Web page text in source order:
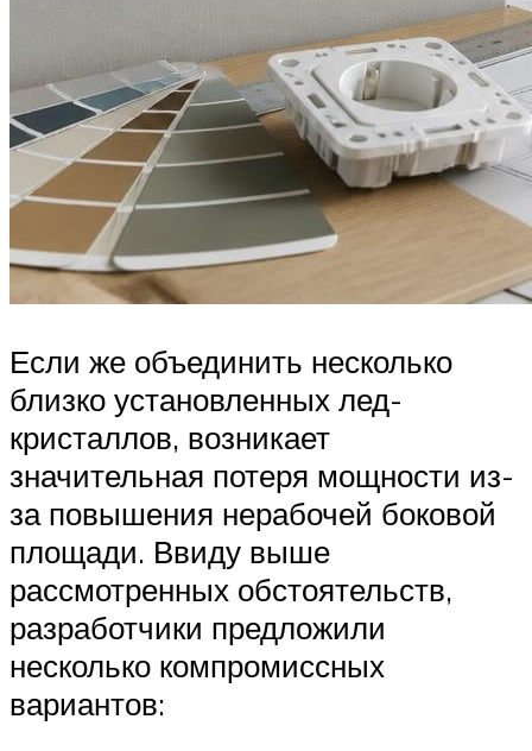
Если же объединить несколько
близко установленных лед-
кристаллов, возникает
значительная потеря мощности из-
за повышения нерабочей боковой
площади. Ввиду выше
рассмотренных обстоятельств,
разработчики предложили
несколько компромиссных
вариантов: